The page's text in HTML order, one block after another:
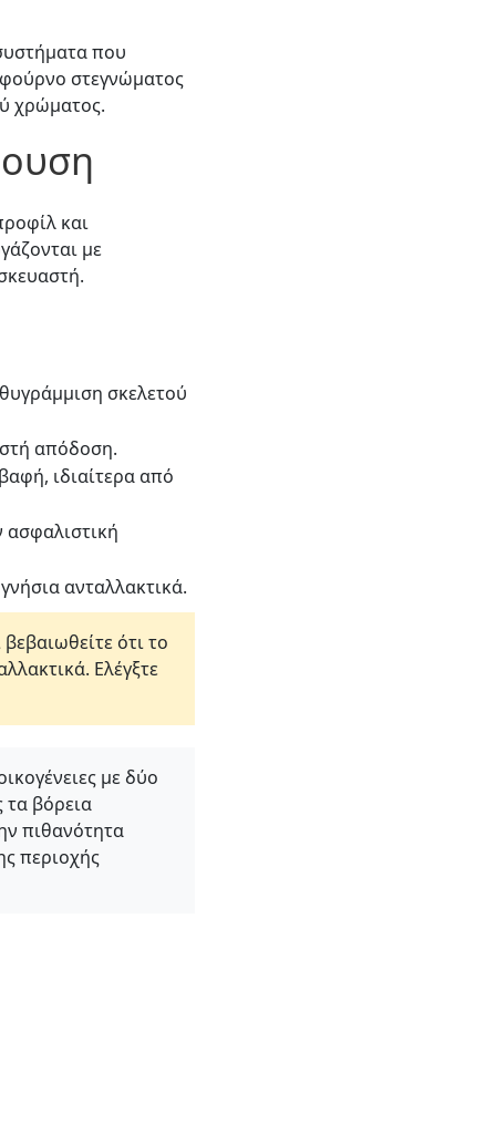
που
στεγνώματος
χρώματος.
και
με
σκελετού
απόδοση.
ιδιαίτερα από
ασφαλιστική
ανταλλακτικά.
ότι το
Ελέγξτε
με δύο
τα βόρεια
πιθανότητα
περιοχής